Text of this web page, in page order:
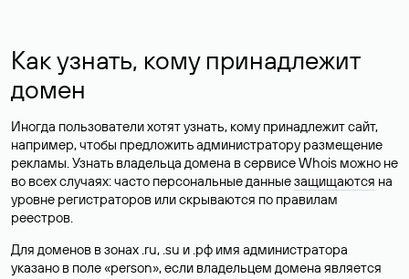
Как узнать, кому принадлежит
домен
Иногда пользователи хотят узнать, кому принадлежит сайт,
например, чтобы предложить администратору размещение
рекламы. Узнать владельца домена в сервисе Whois можно не
во всех случаях: часто персональные данныезащищаются на
уровне регистраторов или скрываются по правилам
реестров.
Для доменов в зонах .ru, .su и .рф имя администратора
указано в поле «person», если владельцем домена является